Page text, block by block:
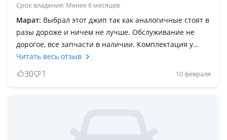
Срок владения: Менее 6 месяцев
Марат: Выбрал этот джип так как аналогичные стоят в
разы дороже и ничем не лучше. Обслуживание не
дорогое, все запчасти в наличии. Комплектация у
меня хорошая, объем двс 3.8 литра делают свое дело
на отлично. Полный привод с блокировкой,
подключаемый что удобно летом и зимой. Подвеска
Читать весь отзыв
30 1 10 февраля